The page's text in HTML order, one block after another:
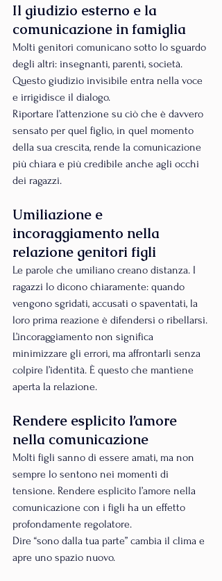
Il giudizio esterno e la
comunicazione in famiglia
Molti genitori comunicano sotto lo sguardo
degli altri: insegnanti, parenti, società.
Questo giudizio invisibile entra nella voce
e irrigidisce il dialogo.
Riportare l’attenzione su ciò che è davvero
sensato per quel figlio, in quel momento
della sua crescita, rende la comunicazione
più chiara e più credibile anche agli occhi
dei ragazzi.
Umiliazione e
incoraggiamento nella
relazione genitori figli
Le parole che umiliano creano distanza. I
ragazzi lo dicono chiaramente: quando
vengono sgridati, accusati o spaventati, la
loro prima reazione è difendersi o ribellarsi.
L’incoraggiamento non significa
minimizzare gli errori, ma affrontarli senza
colpire l’identità. È questo che mantiene
aperta la relazione.
Rendere esplicito l’amore
nella comunicazione
Molti figli sanno di essere amati, ma non
sempre lo sentono nei momenti di
tensione. Rendere esplicito l’amore nella
comunicazione con i figli ha un effetto
profondamente regolatore.
Dire “sono dalla tua parte” cambia il clima e
apre uno spazio nuovo.